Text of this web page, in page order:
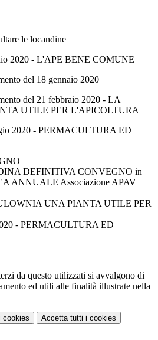
le locandine
2020 - L'APE BENE COMUNE
del 18 gennaio 2020
del 21 febbraio 2020 - LA
UTILE PER L'APICOLTURA
2020 - PERMACULTURA ED
DEFINITIVA CONVEGNO in
ANNUALE Associazione APAV
UNA PIANTA UTILE PER
- PERMACULTURA ED
da questo utilizzati si avvalgono di
ed utili alle finalità illustrate nella
cookies Accetta tutti i cookies